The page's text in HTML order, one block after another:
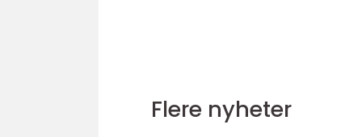
Flere nyheter